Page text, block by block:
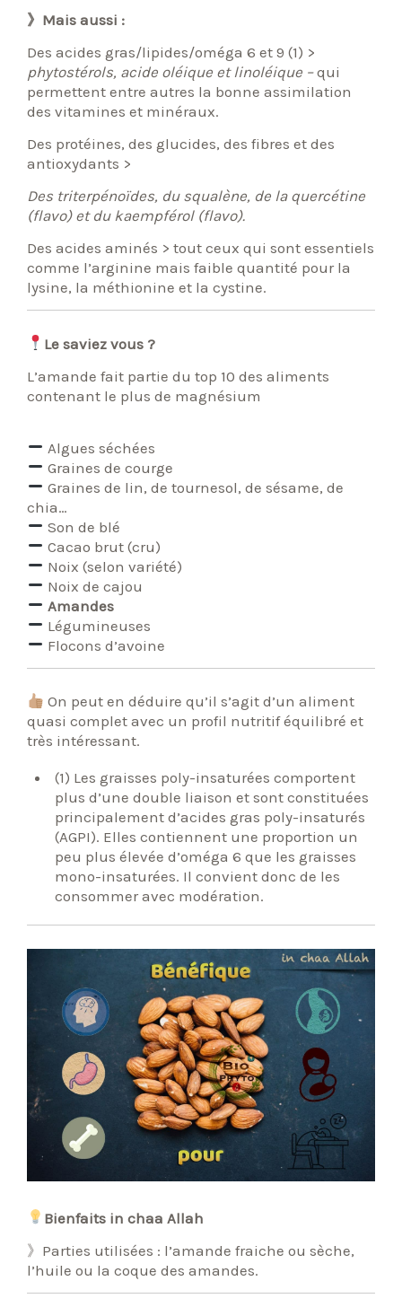
》Mais aussi :
Des acides gras/lipides/oméga 6 et 9 (1) >
phytostérols, acide oléique et linoléique –qui
permettent entre autres la bonne assimilation
des vitamines et minéraux.
Des protéines, des glucides, des fibres et des
antioxydants >
Des triterpénoïdes, du squalène, de la quercétine
(flavo) et du kaempférol (flavo).
Des acides aminés > tout ceux qui sont essentiels
comme l’arginine mais faible quantité pour la
lysine, la méthionine et la cystine.
Le saviez vous ?
L’amande fait partie du top 10 des aliments
contenant le plus de magnésium
Algues séchées
Graines de courge
Graines de lin, de tournesol, de sésame, de
chia…
Son de blé
Cacao brut (cru)
Noix (selon variété)
Noix de cajou
Amandes
Légumineuses
Flocons d’avoine
On peut en déduire qu’il s’agit d’un aliment
quasi complet avec un profil nutritif équilibré et
très intéressant.
(1) Les graisses poly-insaturées comportent
plus d’une double liaison et sont constituées
principalement d’acides gras poly-insaturés
(AGPI). Elles contiennent une proportion un
peu plus élevée d’oméga 6 que les graisses
mono-insaturées. Il convient donc de les
consommer avec modération.
Bienfaits in chaa Allah
》Parties utilisées : l’amande fraiche ou sèche,
l’huile ou la coque des amandes.